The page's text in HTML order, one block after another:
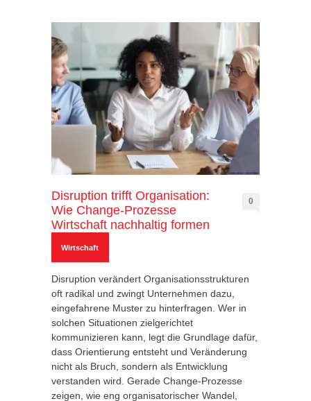
Disruption trifft Organisation:
Wie Change-Prozesse
Wirtschaft nachhaltig formen
0
Wirtschaft
Disruption verändert Organisationsstrukturen
oft radikal und zwingt Unternehmen dazu,
eingefahrene Muster zu hinterfragen. Wer in
solchen Situationen zielgerichtet
kommunizieren kann, legt die Grundlage dafür,
dass Orientierung entsteht und Veränderung
nicht als Bruch, sondern als Entwicklung
verstanden wird. Gerade Change-Prozesse
zeigen, wie eng organisatorischer Wandel,